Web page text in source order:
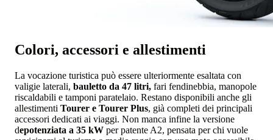
Colori, accessori e allestimenti
La vocazione turistica può essere ulteriormente esaltata con
valigie laterali, bauletto da 47 litri, fari fendinebbia, manopole
riscaldabili e tamponi paratelaio. Restano disponibili anche gli
allestimenti Tourer e Tourer Plus, già completi dei principali
accessori dedicati ai viaggi. Non manca infine la versione
depotenziata a 35 kW per patente A2, pensata per chi vuole